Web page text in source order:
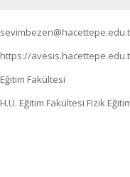
https://
Eğitim Fakültesi
H.Ü. Eğitim Fakültesi Fizik